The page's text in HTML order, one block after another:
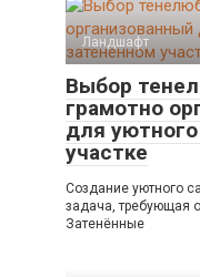
Ландшафт
Выбор
грамотно
для
участке
Создание уютного
задача, требующая
Затенённые